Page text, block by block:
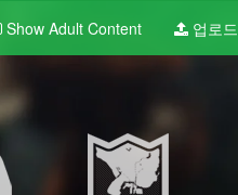
Show Adult Content 업로드